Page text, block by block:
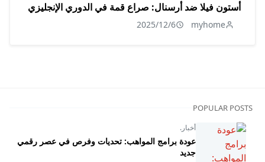
أستون فيلا ضد أرسنال: صراع قمة في الدوري الإنجليزي
myhome
2025/12/6
POPULAR POSTS
أخبار.
عودة برامج المواهب: تحديات وفرص في عصر رقمي
جديد